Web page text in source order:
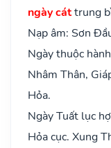
ngày cáttrung
Nạp âm: Sơn
Ngày thuộc
Nhâm Thân,
Hỏa.
Ngày Tuất lục
Hỏa cục. Xung